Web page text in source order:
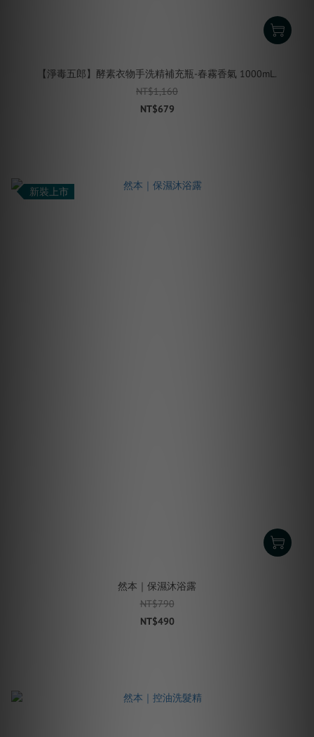
【淨毒五郎】酵素衣物手洗精補充瓶-春霧香氣 1000mL.
NT$1,160
NT$679
新裝上市
然本｜保濕沐浴露
NT$790
NT$490